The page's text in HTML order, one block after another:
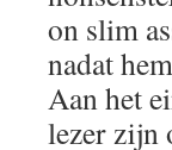
on slim
nadat
Aan het
lezer zijn